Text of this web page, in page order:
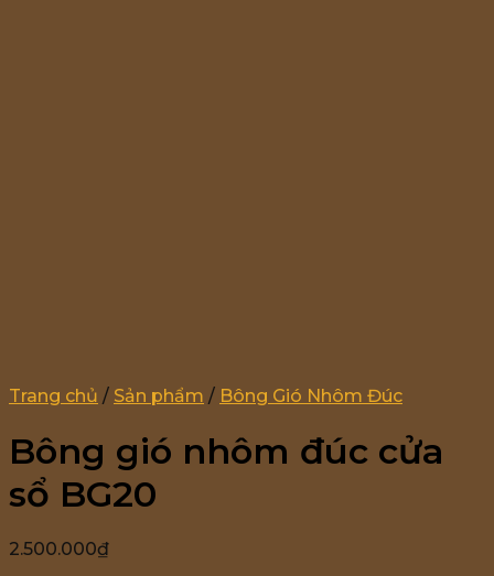
Trang chủ / Sản phẩm / Bông Gió Nhôm Đúc
Bông gió nhôm đúc cửa
sổ BG20
2.500.000₫